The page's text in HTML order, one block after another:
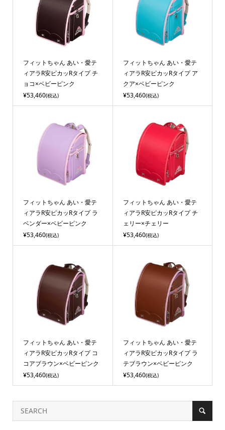
フィットちゃん あい・愛テ
ィアラR安ピカッRタイプ チ
ョコ×ベビーピンク
¥53,460(税込)
フィットちゃん あい・愛テ
ィアラR安ピカッRタイプ ア
クア×ベビーピンク
¥53,460(税込)
フィットちゃん あい・愛テ
ィアラR安ピカッRタイプ ラ
ベンダー×ベビーピンク
¥53,460(税込)
フィットちゃん あい・愛テ
ィアラR安ピカッRタイプ チ
ェリー×チェリー
¥53,460(税込)
フィットちゃん あい・愛テ
ィアラR安ピカッRタイプ コ
コアブラウン×ベビーピンク
¥53,460(税込)
フィットちゃん あい・愛テ
ィアラR安ピカッRタイプ ラ
テブラウン×ベビーピンク
¥53,460(税込)